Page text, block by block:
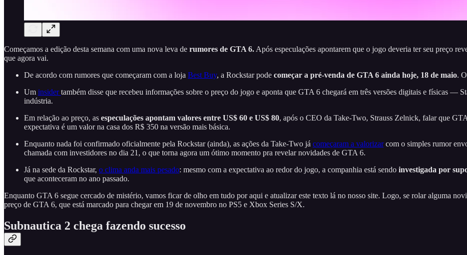
Começamos a edição desta semana com uma nova leva de rumores de GTA 6. Após especulações apontarem que o jogo deveria ter seu preço
que agora vai.
De acordo com rumores que começaram com a loja Best Buy, a Rockstar pode começar a pré-venda de GTA 6 ainda hoje, 18 de maio.
Um insidertambém disse que recebeu informações sobre o preço do jogo e aponta que GTA 6 chegará em três versões digitais e físicas —
indústria.
Em relação ao preço, as especulações apontam valores entre US$ 60 e US$ 80, após o CEO da Take-Two, Strauss Zelnick, falar que
expectativa é um valor na casa dos R$ 350 na versão mais básica.
Enquanto nada foi confirmado oficialmente pela Rockstar (ainda), as ações da Take-Two já começaram a valorizarcom o simples rumor
chamada com investidores no dia 21, o que torna agora um ótimo momento pra revelar novidades de GTA 6.
Já na sede da Rockstar, o clima anda mais pesado: mesmo com a expectativa ao redor do jogo, a companhia está sendo investigada por
que aconteceram no ano passado.
Enquanto GTA 6 segue cercado de mistério, vamos ficar de olho em tudo por aqui e atualizar este texto lá no nosso site. Logo, se rolar alguma
preço de GTA 6, que está marcado para chegar em 19 de novembro no PS5 e Xbox Series S/X.
Subnautica 2 chega fazendo sucesso